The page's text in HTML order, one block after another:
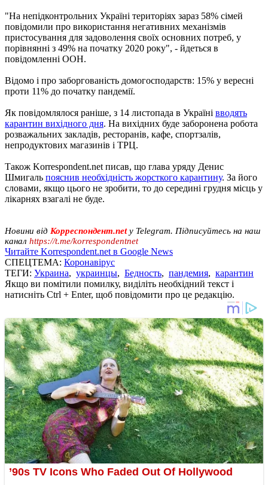
"На непідконтрольних Україні територіях зараз 58% сімей
повідомили про використання негативних механізмів
пристосування для задоволення своїх основних потреб, у
порівнянні з 49% на початку 2020 року", - йдеться в
повідомленні ООН.
Відомо і про заборгованість домогосподарств: 15% у вересні
проти 11% до початку пандемії.
Як повідомлялося раніше, з 14 листопада в Україні вводять
карантин вихідного дня. На вихідних буде заборонена робота
розважальних закладів, ресторанів, кафе, спортзалів,
непродуктових магазинів і ТРЦ.
Також Korrespondent.net писав, що глава уряду Денис
Шмигаль пояснив необхідність жорсткого карантину. За його
словами, якщо цього не зробити, то до середині грудня місць у
лікарнях взагалі не буде.
Новини від Корреспондент.netу Telegram. Підписуйтесь на наш
канал https://t.me/korrespondentnet
Читайте Korrespondent.net в Google News
СПЕЦТЕМА: Коронавірус
ТЕГИ: Украина, украинцы, Бедность, пандемия, карантин
Якщо ви помітили помилку, виділіть необхідний текст і
натисніть Ctrl + Enter, щоб повідомити про це редакцію.